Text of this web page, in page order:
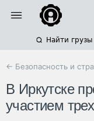
Найти грузы
← Безопасность и
В Иркутске
участием